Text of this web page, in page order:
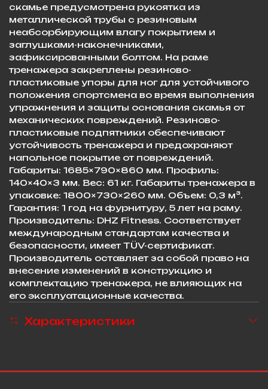
скамье предусмотрена рукоятка из
металлической трубы с резиновым
неабсорбирующим влагу покрытием и
заглушками-наконечниками,
зафиксированными болтом. На раме
тренажера закреплены резиново-
пластиковые упоры для ног для устойчивого
положения спортсмена во время выполнения
упражнения и защиты основания скамья от
механических повреждений. Резиново-
пластиковые подпятники обеспечивают
устойчивость тренажера и предохраняют
напольное покрытие от повреждений.
Габариты: 1685×790×860 мм. Профиль:
140×40×3 мм. Вес: 61 кг. Габариты тренажера в
упаковке: 1800×730×260 мм. Объем: 0,3 м³.
Гарантия: 1 год на фурнитуру, 5 лет на раму.
Производитель: DHZ Fitness. Соответствует
международным стандартам качества и
безопасности, имеет TÜV-сертификат.
Производитель оставляет за собой право на
внесение изменений в конструкцию и
комплектацию тренажера, не влияющих на
его эксплуатационные качества.
Характеристики